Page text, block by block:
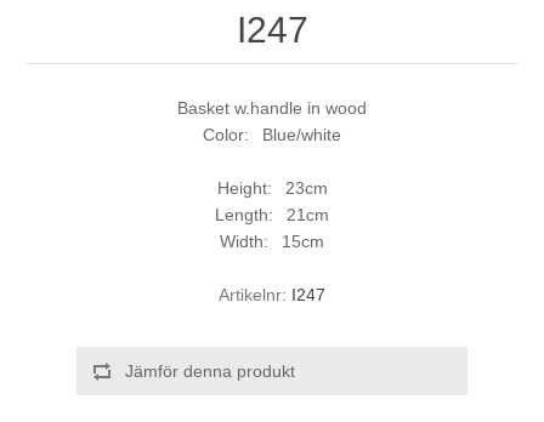
I247
Basket w.handle in wood
Color: Blue/white
Height: 23cm
Length: 21cm
Width: 15cm
Artikelnr: I247
Jämför denna produkt